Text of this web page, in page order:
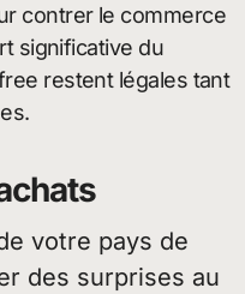
contrer le commerce
significative du
restent légales tant
votre pays de
des surprises au